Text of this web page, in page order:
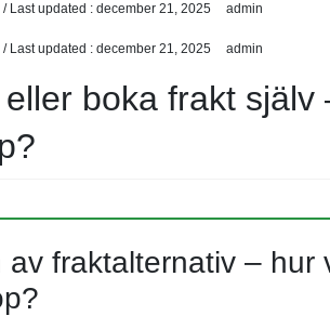
/ Last updated : december 21, 2025 admin
/ Last updated : december 21, 2025 admin
boka frakt
av fraktalternativ – hur